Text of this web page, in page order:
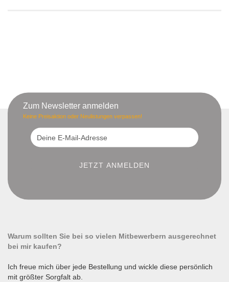
Zum Newsletter anmelden
Keine Preisaktion oder Neulistungen verpassen!
Warum sollten Sie bei so vielen Mitbewerbern ausgerechnet
bei mir kaufen?
Ich freue mich über jede Bestellung und wickle diese persönlich
mit größter Sorgfalt ab.